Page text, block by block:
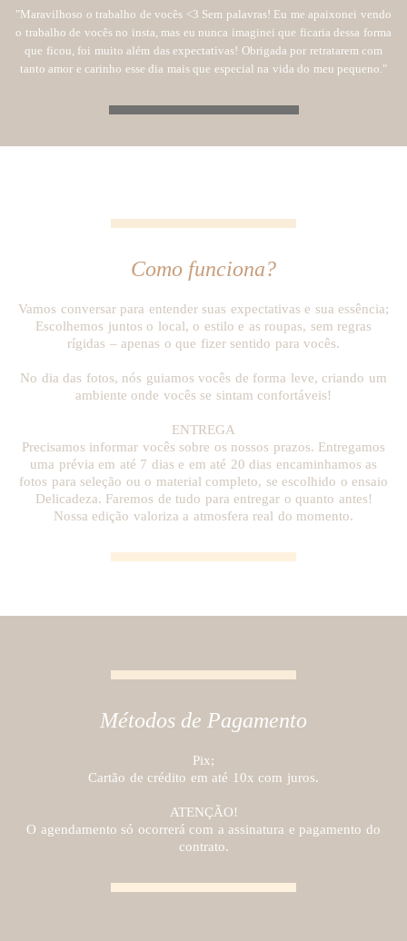
"Maravilhoso o trabalho de vocês <3 Sem palavras! Eu me apaixonei vendo
o trabalho de vocês no insta, mas eu nunca imaginei que ficaria dessa forma
que ficou, foi muito além das expectativas! Obrigada por retratarem com
tanto amor e carinho esse dia mais que especial na vida do meu pequeno."
Como funciona?
Vamos conversar para entender suas expectativas e sua essência;
Escolhemos juntos o local, o estilo e as roupas, sem regras
rígidas – apenas o que fizer sentido para vocês.
No dia das fotos, nós guiamos vocês de forma leve, criando um
ambiente onde vocês se sintam confortáveis!
ENTREGA
Precisamos informar vocês sobre os nossos prazos. Entregamos
uma prévia em até 7 dias e em até 20 dias encaminhamos as
fotos para seleção ou o material completo, se escolhido o ensaio
Delicadeza.​ Faremos de tudo para entregar o quanto antes!
Nossa edição valoriza a atmosfera real do momento.
Métodos de Pagamento
Pix;
Cartão de crédito em até 10x com juros.
ATENÇÃO!
O agendamento só ocorrerá com a assinatura e pagamento do
contrato.